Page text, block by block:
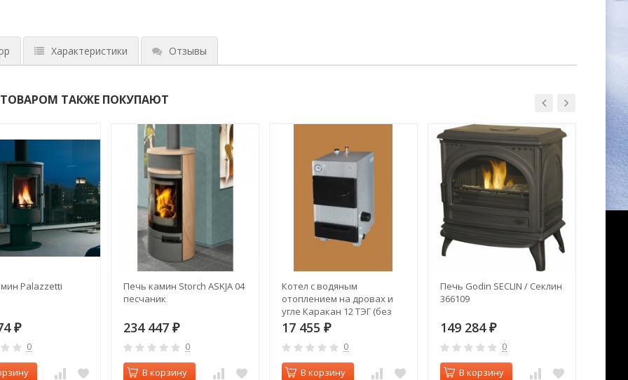
Характеристики Отзывы
ТАКЖЕ ПОКУПАЮТ
Palazzetti
₽
0
Печь камин Storch ASKJA 04
песчаник
234 447 ₽
0
В корзину
Котел с водяным
отоплением на дровах и
угле Каракан 12 ТЭГ (без
ТЭНБ)
17 455 ₽
0
В корзину
Печь Godin SECLIN / Секлин
366109
149 284 ₽
0
В корзину